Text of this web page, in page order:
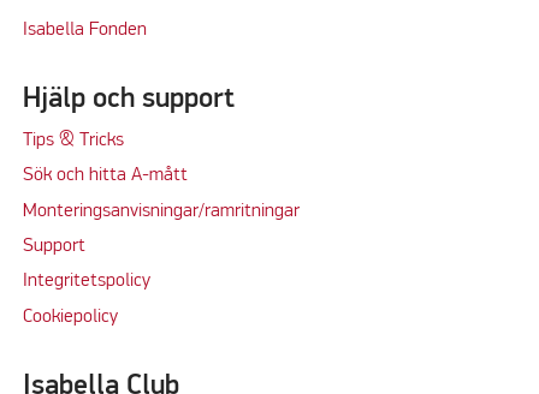
Isabella Fonden
Hjälp och support
Tips & Tricks
Sök och hitta A-mått
Monteringsanvisningar/ramritningar
Support
Integritetspolicy
Cookiepolicy
Isabella Club